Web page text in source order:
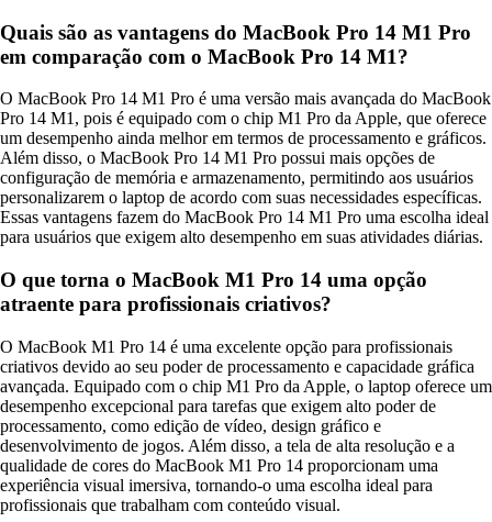
Quais são as vantagens do MacBook Pro 14 M1 Pro
em comparação com o MacBook Pro 14 M1?
O MacBook Pro 14 M1 Pro é uma versão mais avançada do MacBook
Pro 14 M1, pois é equipado com o chip M1 Pro da Apple, que oferece
um desempenho ainda melhor em termos de processamento e gráficos.
Além disso, o MacBook Pro 14 M1 Pro possui mais opções de
configuração de memória e armazenamento, permitindo aos usuários
personalizarem o laptop de acordo com suas necessidades específicas.
Essas vantagens fazem do MacBook Pro 14 M1 Pro uma escolha ideal
para usuários que exigem alto desempenho em suas atividades diárias.
O que torna o MacBook M1 Pro 14 uma opção
atraente para profissionais criativos?
O MacBook M1 Pro 14 é uma excelente opção para profissionais
criativos devido ao seu poder de processamento e capacidade gráfica
avançada. Equipado com o chip M1 Pro da Apple, o laptop oferece um
desempenho excepcional para tarefas que exigem alto poder de
processamento, como edição de vídeo, design gráfico e
desenvolvimento de jogos. Além disso, a tela de alta resolução e a
qualidade de cores do MacBook M1 Pro 14 proporcionam uma
experiência visual imersiva, tornando-o uma escolha ideal para
profissionais que trabalham com conteúdo visual.